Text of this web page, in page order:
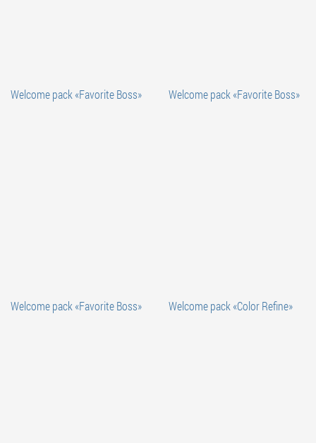
Welcome pack «Favorite Boss» Welcome pack «Favorite Boss»
Welcome pack «Favorite Boss» Welcome pack «Color Refine»